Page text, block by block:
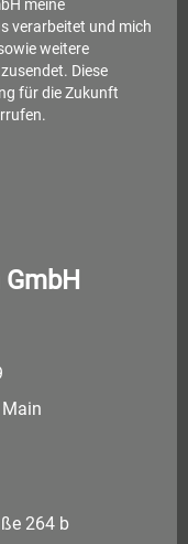
meine
verarbeitet und mich
weitere
Diese
für die Zukunft
264 b